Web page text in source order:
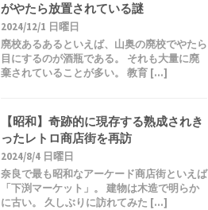
がやたら放置されている謎
2024/12/1 日曜日
廃校あるあるといえば、山奥の廃校でやたら
目にするのが酒瓶である。 それも大量に廃
棄されていることが多い。 教育 […]
【昭和】奇跡的に現存する熟成されき
ったレトロ商店街を再訪
2024/8/4 日曜日
奈良で最も昭和なアーケード商店街といえば
「下渕マーケット」。 建物は木造で明らか
に古い。 久しぶりに訪れてみた […]